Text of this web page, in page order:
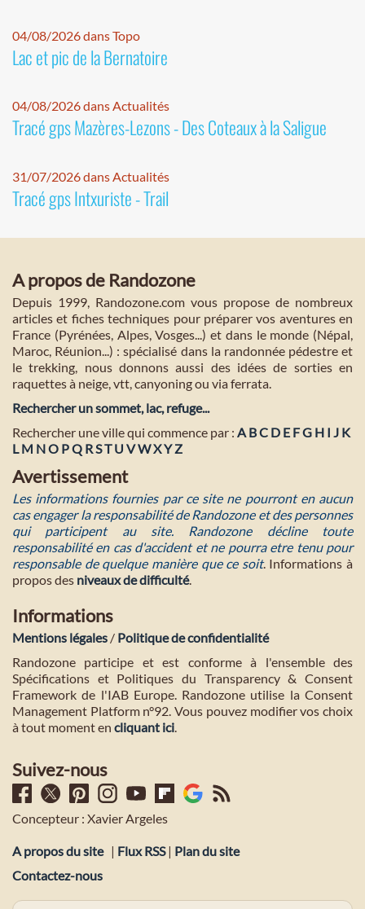
04/08/2026 dans Topo
Lac et pic de la Bernatoire
04/08/2026 dans Actualités
Tracé gps Mazères-Lezons - Des Coteaux à la Saligue
31/07/2026 dans Actualités
Tracé gps Intxuriste - Trail
A propos de Randozone
Depuis 1999, Randozone.com vous propose de nombreux
articles et fiches techniques pour préparer vos aventures en
France (Pyrénées, Alpes, Vosges...) et dans le monde (Népal,
Maroc, Réunion...) : spécialisé dans la randonnée pédestre et
le trekking, nous donnons aussi des idées de sorties en
raquettes à neige, vtt, canyoning ou via ferrata.
Rechercher un sommet, lac, refuge...
Rechercher une ville qui commence par : A BC D E FG H I J K
L M NO PQ RST U VWXYZ
Avertissement
Les informations fournies par ce site ne pourront en aucun
cas engager la responsabilité de Randozone et des personnes
qui participent au site. Randozone décline toute
responsabilité en cas d'accident et ne pourra etre tenu pour
responsable de quelque manière que ce soit. Informations à
propos des niveaux de difficulté.
Informations
Mentions légales / Politique de confidentialité
Randozone participe et est conforme à l'ensemble des
Spécifications et Politiques du Transparency & Consent
Framework de l'IAB Europe. Randozone utilise la Consent
Management Platform n°92. Vous pouvez modifier vos choix
à tout moment en cliquant ici.
Suivez-nous
Concepteur : Xavier Argeles
A propos du site | Flux RSS| Plan du site
Contactez-nous